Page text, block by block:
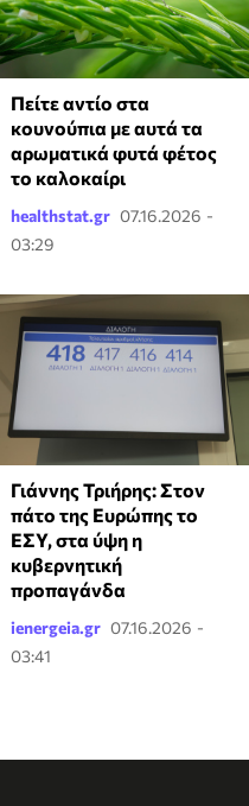
Πείτε αντίο στα
κουνούπια με αυτά τα
αρωματικά φυτά φέτος
το καλοκαίρι
healthstat.gr 07.16.2026 -
03:29
Γιάννης Τριήρης: Στον
πάτο της Ευρώπης το
ΕΣΥ, στα ύψη η
κυβερνητική
προπαγάνδα
ienergeia.gr 07.16.2026 -
03:41